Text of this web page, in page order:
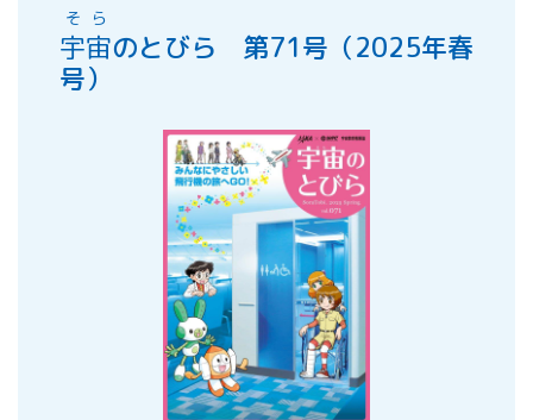
宇宙
そら
のとびら 第71号（2025年春
号）